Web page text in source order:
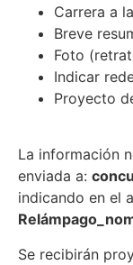
Carrera a
Breve
Foto
Indicar
Proyecto
La información
enviada a:
indicando en el
Se recibirán